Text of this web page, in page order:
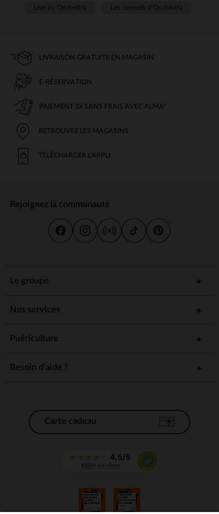
LIVRAISON GRATUITE EN MAGASIN
E-RÉSERVATION
PAIEMENT 3X SANS FRAIS AVEC ALMA*
RETROUVEZ LES MAGASINS
TÉLÉCHARGER L'APPLI
Rejoignez la communauté
Le groupe
Nos services
Puériculture
Besoin d'aide ?
Carte cadeau